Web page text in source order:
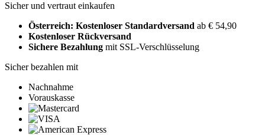
Sicher und vertraut einkaufen
Österreich: Kostenloser Standardversand ab € 54,90
Kostenloser Rückversand
Sichere Bezahlung mit SSL-Verschlüsselung
Sicher bezahlen mit
Nachnahme
Vorauskasse